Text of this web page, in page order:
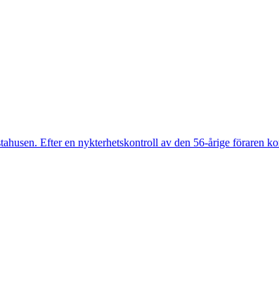
Efter en nykterhetskontroll av den 56-årige föraren